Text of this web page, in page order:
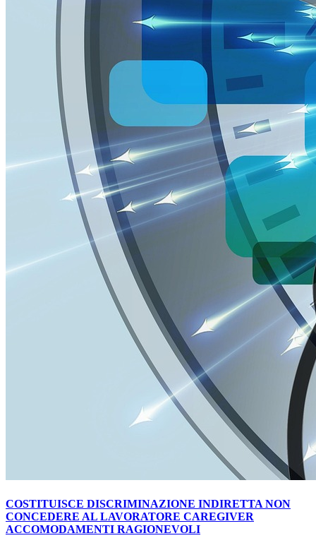
COSTITUISCE DISCRIMINAZIONE INDIRETTA NON
CONCEDERE AL LAVORATORE CAREGIVER
ACCOMODAMENTI RAGIONEVOLI